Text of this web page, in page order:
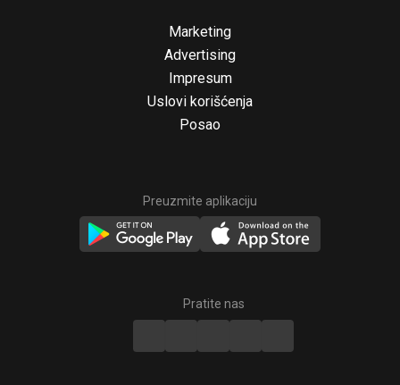
Marketing
Advertising
Impresum
Uslovi korišćenja
Posao
Preuzmite aplikaciju